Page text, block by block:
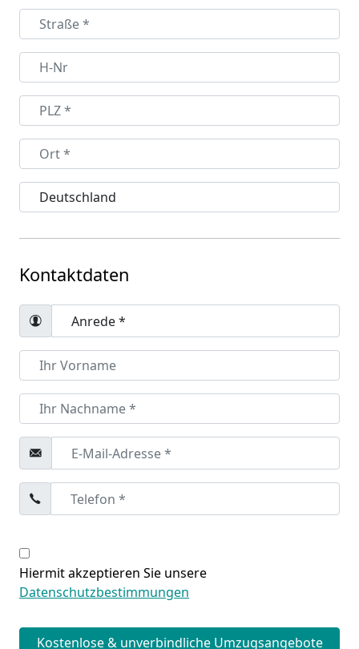
Kontaktdaten
Hiermit akzeptieren Sie unsere
Datenschutzbestimmungen
Kostenlose & unverbindliche Umzugsangebote